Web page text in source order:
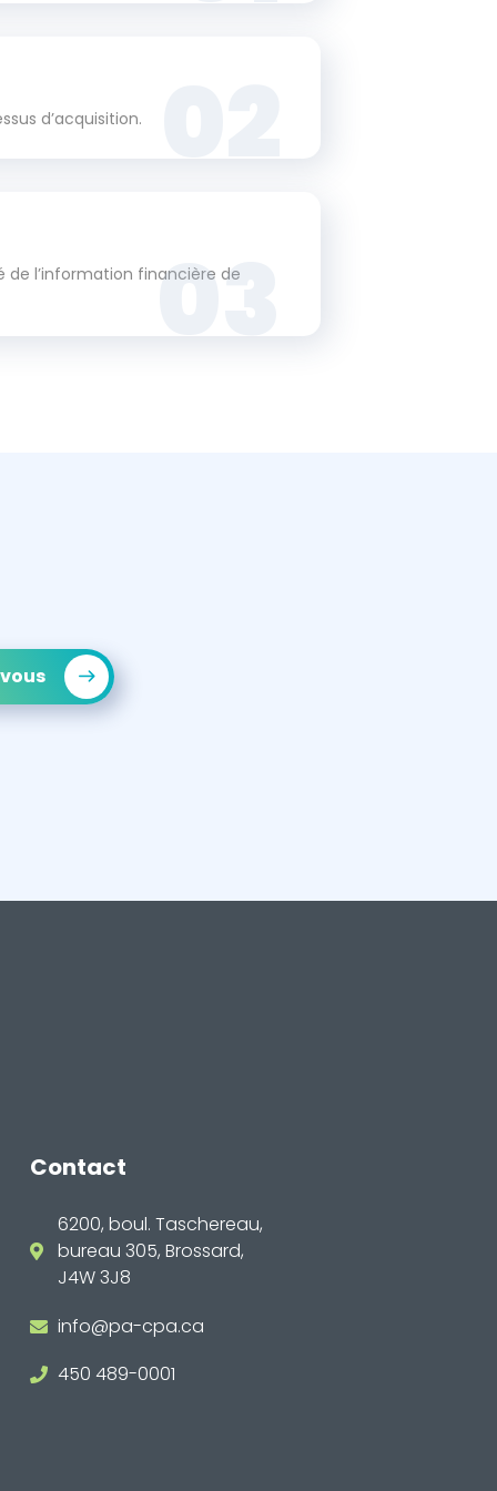
d’acquisition.
03
l’information financière de
Contact
6200, boul. Taschereau,
bureau 305, Brossard,
J4W 3J8
info@pa-cpa.ca
450 489-0001